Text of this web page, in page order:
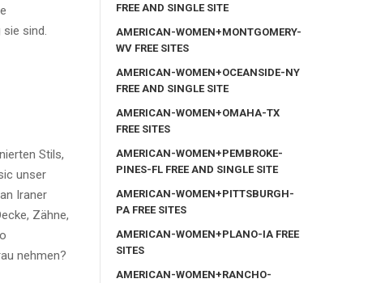
sind.
Stils,
unser
Iraner
Zähne,
nehmen?
FREE AND SINGLE SITE
AMERICAN-WOMEN+MONTGOMERY-
WV FREE SITES
AMERICAN-WOMEN+OCEANSIDE-NY
FREE AND SINGLE SITE
AMERICAN-WOMEN+OMAHA-TX
FREE SITES
AMERICAN-WOMEN+PEMBROKE-
PINES-FL FREE AND SINGLE SITE
AMERICAN-WOMEN+PITTSBURGH-
PA FREE SITES
AMERICAN-WOMEN+PLANO-IA FREE
SITES
AMERICAN-WOMEN+RANCHO-